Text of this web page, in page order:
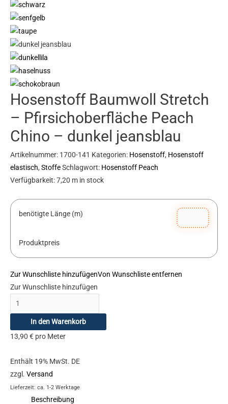
Hosenstoff Baumwoll Stretch
– Pfirsichoberfläche Peach
Chino – dunkel jeansblau
Artikelnummer: 1700-141 Kategorien: Hosenstoff, Hosenstoff
elastisch, StoffeSchlagwort: Hosenstoff Peach
Verfügbarkeit:7,20 m in stock
benötigte Länge (m)
Produktpreis
Zur Wunschliste hinzufügenVon Wunschliste entfernen
Zur Wunschliste hinzufügen
In den Warenkorb
13,90 € pro Meter
Enthält 19% MwSt. DE
zzgl. Versand
Lieferzeit: ca. 1-2 Werktage
Beschreibung